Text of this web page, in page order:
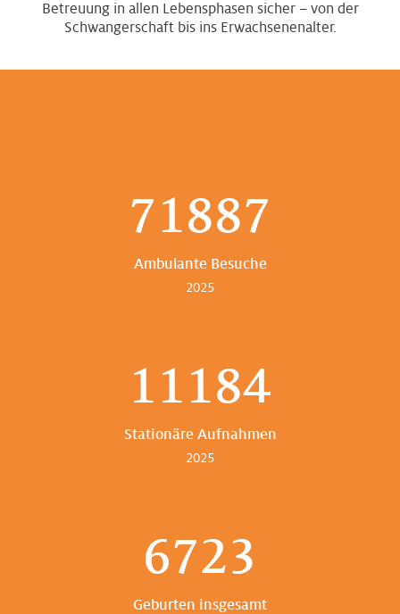
Betreuung in allen Lebensphasen sicher – von der
Schwangerschaft bis ins Erwachsenenalter.
71887
Ambulante Besuche
2025
11184
Stationäre Aufnahmen
2025
6723
Geburten insgesamt